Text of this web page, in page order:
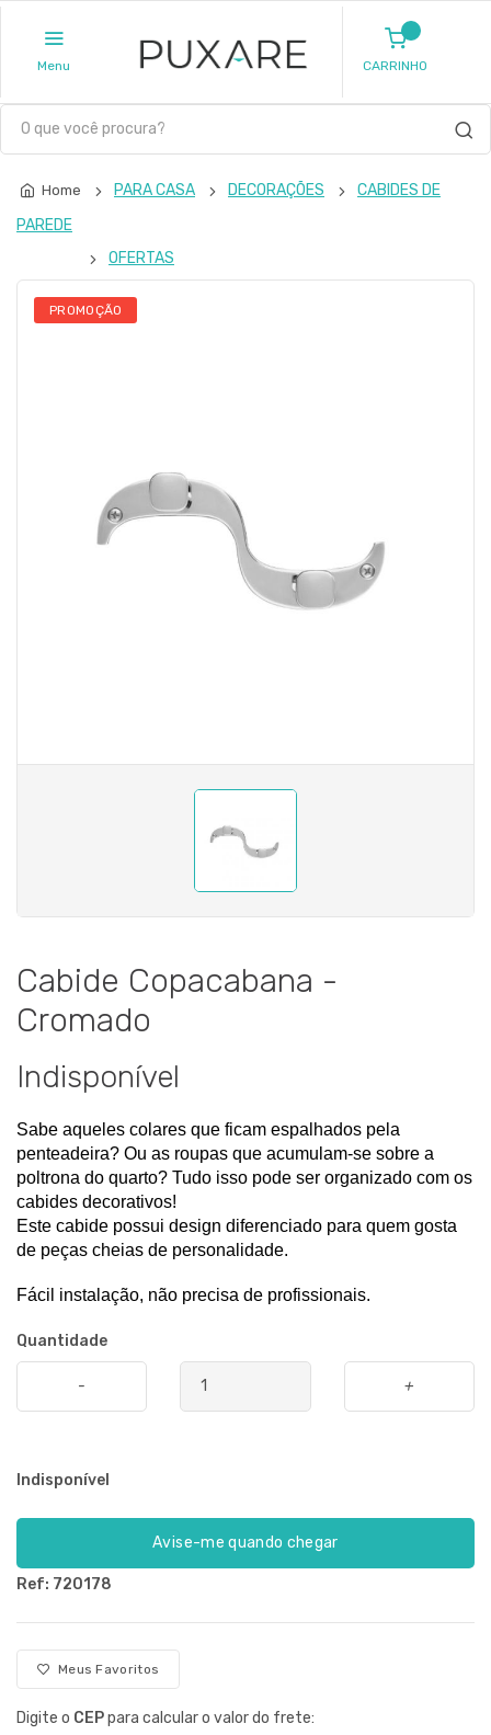
Menu CARRINHO
Home PARA CASA DECORAÇÕES
CABIDES DE
PAREDE
OFERTAS
PROMOÇÃO
Cabide Copacabana -
Cromado
Indisponível
Sabe aqueles colares que ficam espalhados pela
penteadeira? Ou as roupas que acumulam-se sobre a
poltrona do quarto? Tudo isso pode ser organizado com os
cabides decorativos!
Este cabide possui design diferenciado para quem gosta
de peças cheias de personalidade.
Fácil instalação, não precisa de profissionais.
Quantidade
- +
Indisponível
Avise-me quando chegar
Ref: 720178
Meus Favoritos
Digite o CEPpara calcular o valor do frete: